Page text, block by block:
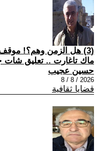
(3) هل الزمن وهم؟!
ماك تاغارت .. تعليق
حسين عجيب
2026 / 8 / 8
قضايا ثقافية